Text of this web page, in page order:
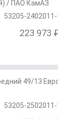
/ ПАО КамАЗ
53205-2402011-
223 973
49/13
53205-2502011-